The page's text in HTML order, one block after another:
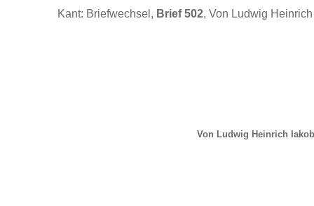
Kant: Briefwechsel, Brief 502, Von Ludwig
Von Ludwig Heinrich